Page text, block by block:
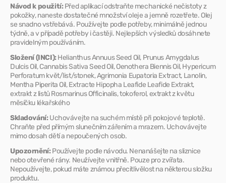
Návod k použití:Před aplikací odstraňte mechanické nečistoty z
pokožky, naneste dostatečné množství oleje a jemně rozetřete. Olej
se snadno vstřebává. Používejte podle potřeby, minimálně jednou
týdně, a v případě potřeby i častěji. Nejlepších výsledků dosáhnete
pravidelným používáním.
Složení (INCI):Helianthus Annuus Seed Oil, Prunus Amygdalus
Dulcis Oil, Cannabis Sativa Seed Oil, Oenothera Biennis Oil, Hypericum
Perforatum květ/list/stonek, Agrimonia Eupatoria Extract, Lanolin,
Mentha Piperita Oil, Extracte Hipopha Leafide Leafide Extrakt,
extrakt z listů Rosmarinus Officinalis, tokoferol, extrakt z květu
měsíčku lékařského
Skladování:Uchovávejte na suchém místě při pokojové teplotě.
Chraňte před přímým slunečním zářením a mrazem. Uchovávejte
mimo dosah dětí a nepoučených osob.
Upozornění:Používejte podle návodu. Nenanášejte na sliznice
nebo otevřené rány. Neužívejte vnitřně. Pouze pro zvířata.
Nepoužívejte, pokud máte známou přecitlivělost na některou složku
produktu.